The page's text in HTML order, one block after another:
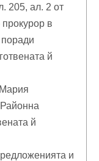
205, ал. 2 от
в
поради
й
й
и